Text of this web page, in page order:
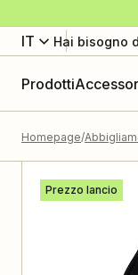
IT Hai bisogno
Prodotti
Homepage
Prezzo lancio